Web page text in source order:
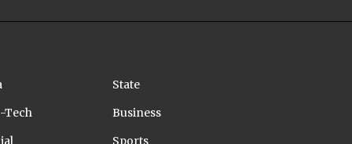
State
Tech
Business
Sports